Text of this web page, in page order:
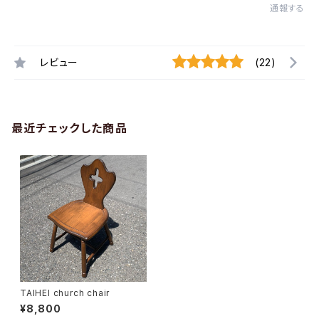
通報する
レビュー (22)
最近チェックした商品
TAIHEI church chair
¥8,800